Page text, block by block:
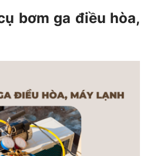
bơm ga điều hòa,